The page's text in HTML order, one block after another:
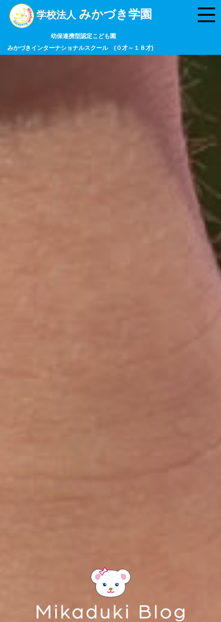
学校法人 みかづき学園
幼保連携型認定こども園
みかづきインターナショナルスクール (０才～１８才)